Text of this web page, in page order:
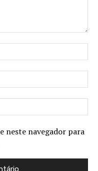
neste navegador para